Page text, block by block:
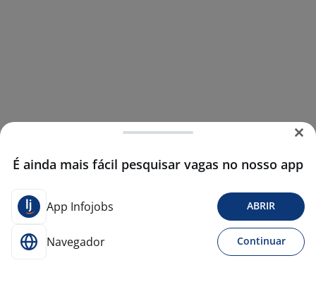
É ainda mais fácil pesquisar vagas no nosso app
App Infojobs ABRIR
Navegador Continuar